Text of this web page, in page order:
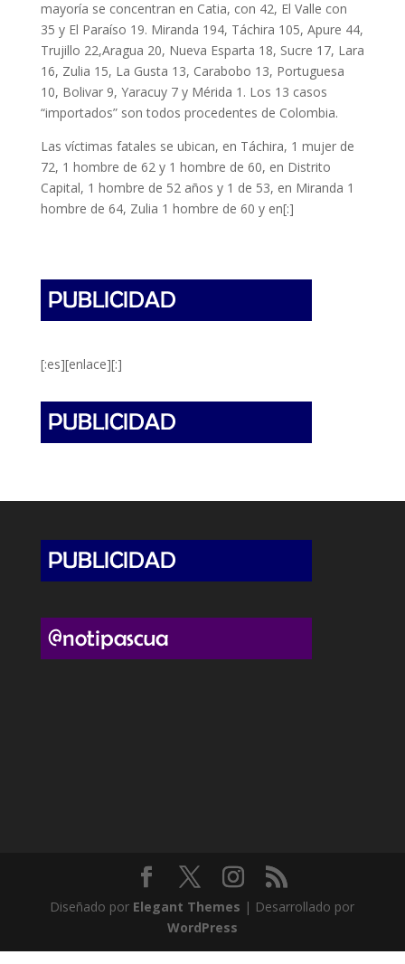
mayoría se concentran en Catia, con 42, El Valle con
35 y El Paraíso 19. Miranda 194, Táchira 105, Apure 44,
Trujillo 22,Aragua 20, Nueva Esparta 18, Sucre 17, Lara
16, Zulia 15, La Gusta 13, Carabobo 13, Portuguesa
10, Bolivar 9, Yaracuy 7 y Mérida 1. Los 13 casos
“importados” son todos procedentes de Colombia.
Las víctimas fatales se ubican, en Táchira, 1 mujer de
72, 1 hombre de 62 y 1 hombre de 60, en Distrito
Capital, 1 hombre de 52 años y 1 de 53, en Miranda 1
hombre de 64, Zulia 1 hombre de 60 y en[:]
[:es][enlace][:]
Diseñado por Elegant Themes | Desarrollado por
WordPress